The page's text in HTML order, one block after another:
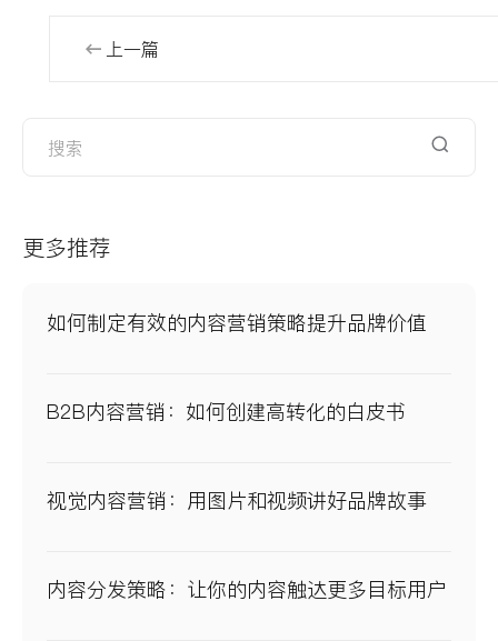
上一篇
更多推荐
如何制定有效的内容营销策略提升品牌价值
B2B内容营销：如何创建高转化的白皮书
视觉内容营销：用图片和视频讲好品牌故事
内容分发策略：让你的内容触达更多目标用户